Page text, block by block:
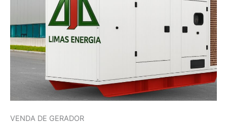
VENDA DE GERADOR